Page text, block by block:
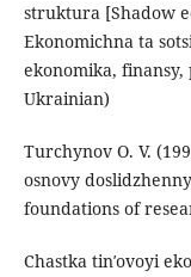
struktura [Shadow
Ekonomichna ta
ekonomika, finansy,
Ukrainian)
Turchynov O. V.
osnovy
foundations of
Chastka tinʹovoyi